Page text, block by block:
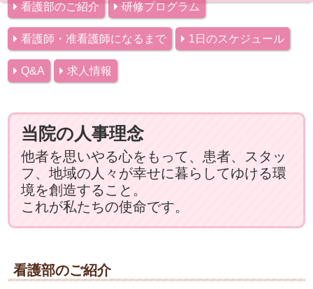
看護部のご紹介 研修プログラム
看護師・准看護師になるまで 1日のスケジュール
Q&A 求人情報
当院の人事理念
他者を思いやる心をもって、患者、スタッ
フ、地域の人々が幸せに暮らしてゆける環
境を創造すること。
これが私たちの使命です。
看護部のご紹介